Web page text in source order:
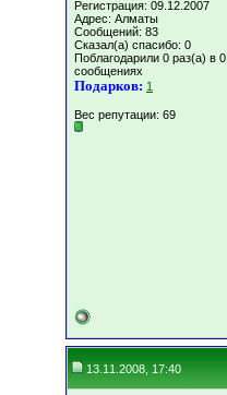
Регистрация: 09.12.2007
Адрес: Алматы
Сообщений: 83
Сказал(а) спасибо: 0
Поблагодарили 0 раз(а) в 0
сообщениях
Подарков: 1
Вес репутации: 69
13.11.2008, 17:40